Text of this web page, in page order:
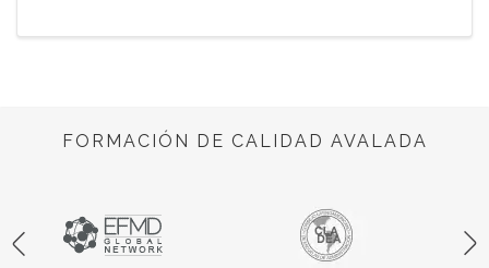
FORMACIÓN DE CALIDAD AVALADA